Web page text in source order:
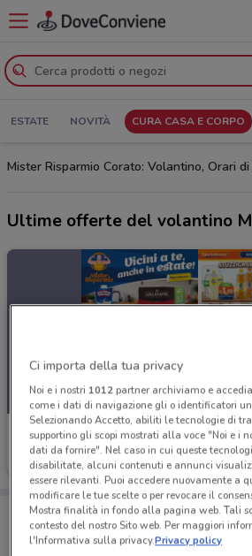
ESTATE NOVITÀ CURA CASA E CORPO
Mister Risparmio Corato: Volantino, Orari
Ultime offerte del volantino
Mister Risparmio
Scade il 16/08
Porta DoveConviene sempre
Puoi trovare le migliori offerte
salvarle e creare la tua lista del
Ci importa della tua privacy
Noi e i nostri 1012partner archiviamo e
come i dati di navigazione gli o identificatori
Selezionando Accetto, abiliti le tecnologie di
supportino gli scopi mostrati alla voce "Noi e i
dati da fornire". Nel caso in cui queste
disabilitate, alcuni contenuti e annunci
essere rilevanti. Puoi accedere nuovamente a
modificare le tue scelte o per revocare il
Mostra finalità in fondo alla pagina web. Tali
contesto del nostro Sito web. Per maggiori
l'Informativa sulla privacy.Privacy policy